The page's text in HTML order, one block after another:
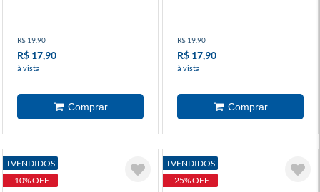
R$ 19,90
R$ 17,90
à vista
R$ 19,90
R$ 17,90
à vista
+VENDIDOS
-10% OFF
+VENDIDOS
-25% OFF